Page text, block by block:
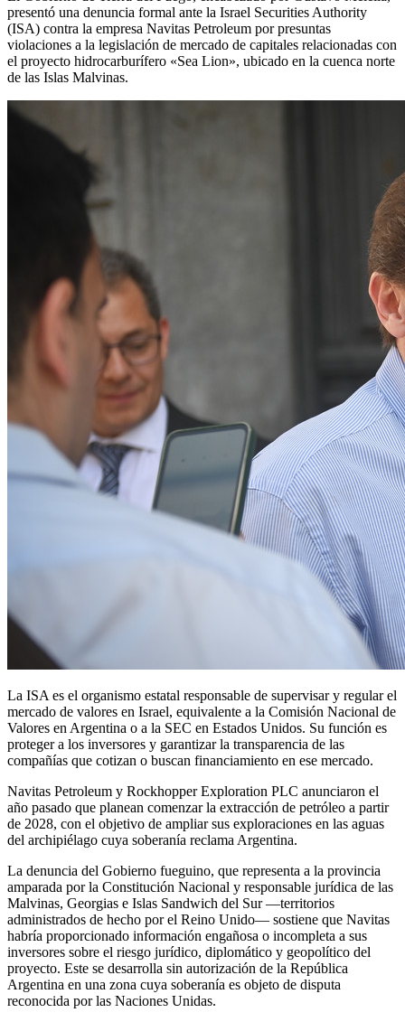
presentó una denuncia formal ante la Israel Securities Authority
(ISA) contra la empresa Navitas Petroleum por presuntas
violaciones a la legislación de mercado de capitales relacionadas con
el proyecto hidrocarburífero «Sea Lion», ubicado en la cuenca norte
de las Islas Malvinas.
La ISA es el organismo estatal responsable de supervisar y regular el
mercado de valores en Israel, equivalente a la Comisión Nacional de
Valores en Argentina o a la SEC en Estados Unidos. Su función es
proteger a los inversores y garantizar la transparencia de las
compañías que cotizan o buscan financiamiento en ese mercado.
Navitas Petroleum y Rockhopper Exploration PLC anunciaron el
año pasado que planean comenzar la extracción de petróleo a partir
de 2028, con el objetivo de ampliar sus exploraciones en las aguas
del archipiélago cuya soberanía reclama Argentina.
La denuncia del Gobierno fueguino, que representa a la provincia
amparada por la Constitución Nacional y responsable jurídica de las
Malvinas, Georgias e Islas Sandwich del Sur —territorios
administrados de hecho por el Reino Unido— sostiene que Navitas
habría proporcionado información engañosa o incompleta a sus
inversores sobre el riesgo jurídico, diplomático y geopolítico del
proyecto. Este se desarrolla sin autorización de la República
Argentina en una zona cuya soberanía es objeto de disputa
reconocida por las Naciones Unidas.